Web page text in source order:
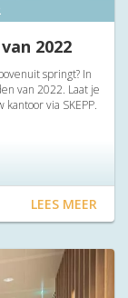
2022
springt? In
van 2022. Laat je
via SKEPP.
LEES MEER